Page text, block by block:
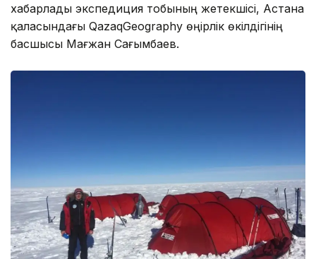
хабарлады экспедиция тобының жетекшісі, Астана
қаласындағы QazaqGeography өңірлік өкілдігінің
басшысы Мағжан Сағымбаев.